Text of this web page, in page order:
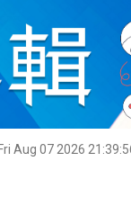
Fri Aug 07 2026
名家榜 灼